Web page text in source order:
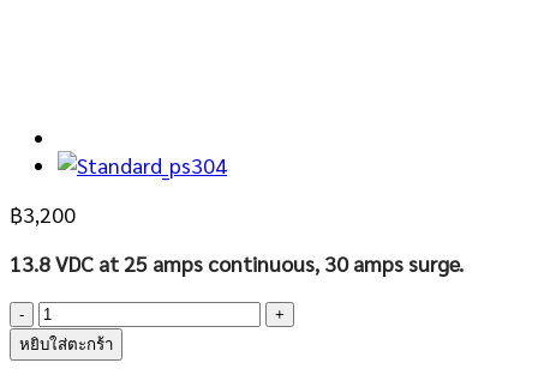
฿3,200
13.8 VDC at 25 amps continuous, 30 amps surge.
จำนวน
Switching
Power
หยิบใส่ตะกร้า